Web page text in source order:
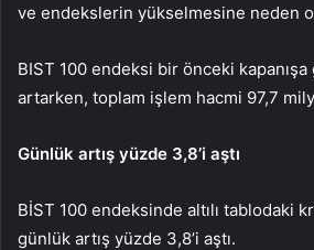
ve endekslerin yükselmesine neden
BIST 100 endeksi bir önceki
artarken, toplam işlem hacmi 97,7
Günlük artış yüzde 3,8’i aştı
BİST 100 endeksinde altılı tablodaki
günlük artış yüzde 3,8’i aştı.